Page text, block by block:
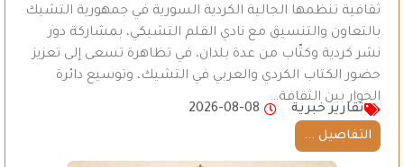
ثقافية تنظمها الجالية الكردية السورية في جمهورية التشيك
بالتعاون والتنسيق مع نادي القلم التشيكي، بمشاركة دور
نشر كردية وكتّاب من عدة بلدان، في تظاهرة تسعى إلى تعزيز
حضور الكتاب الكردي والعربي في التشيك، وتوسيع دائرة
الحوار بين الثقافة…
تقارير خبرية
2026-08-08
التفاصيل ...